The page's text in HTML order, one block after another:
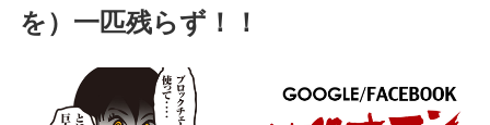
を）一匹残らず！！